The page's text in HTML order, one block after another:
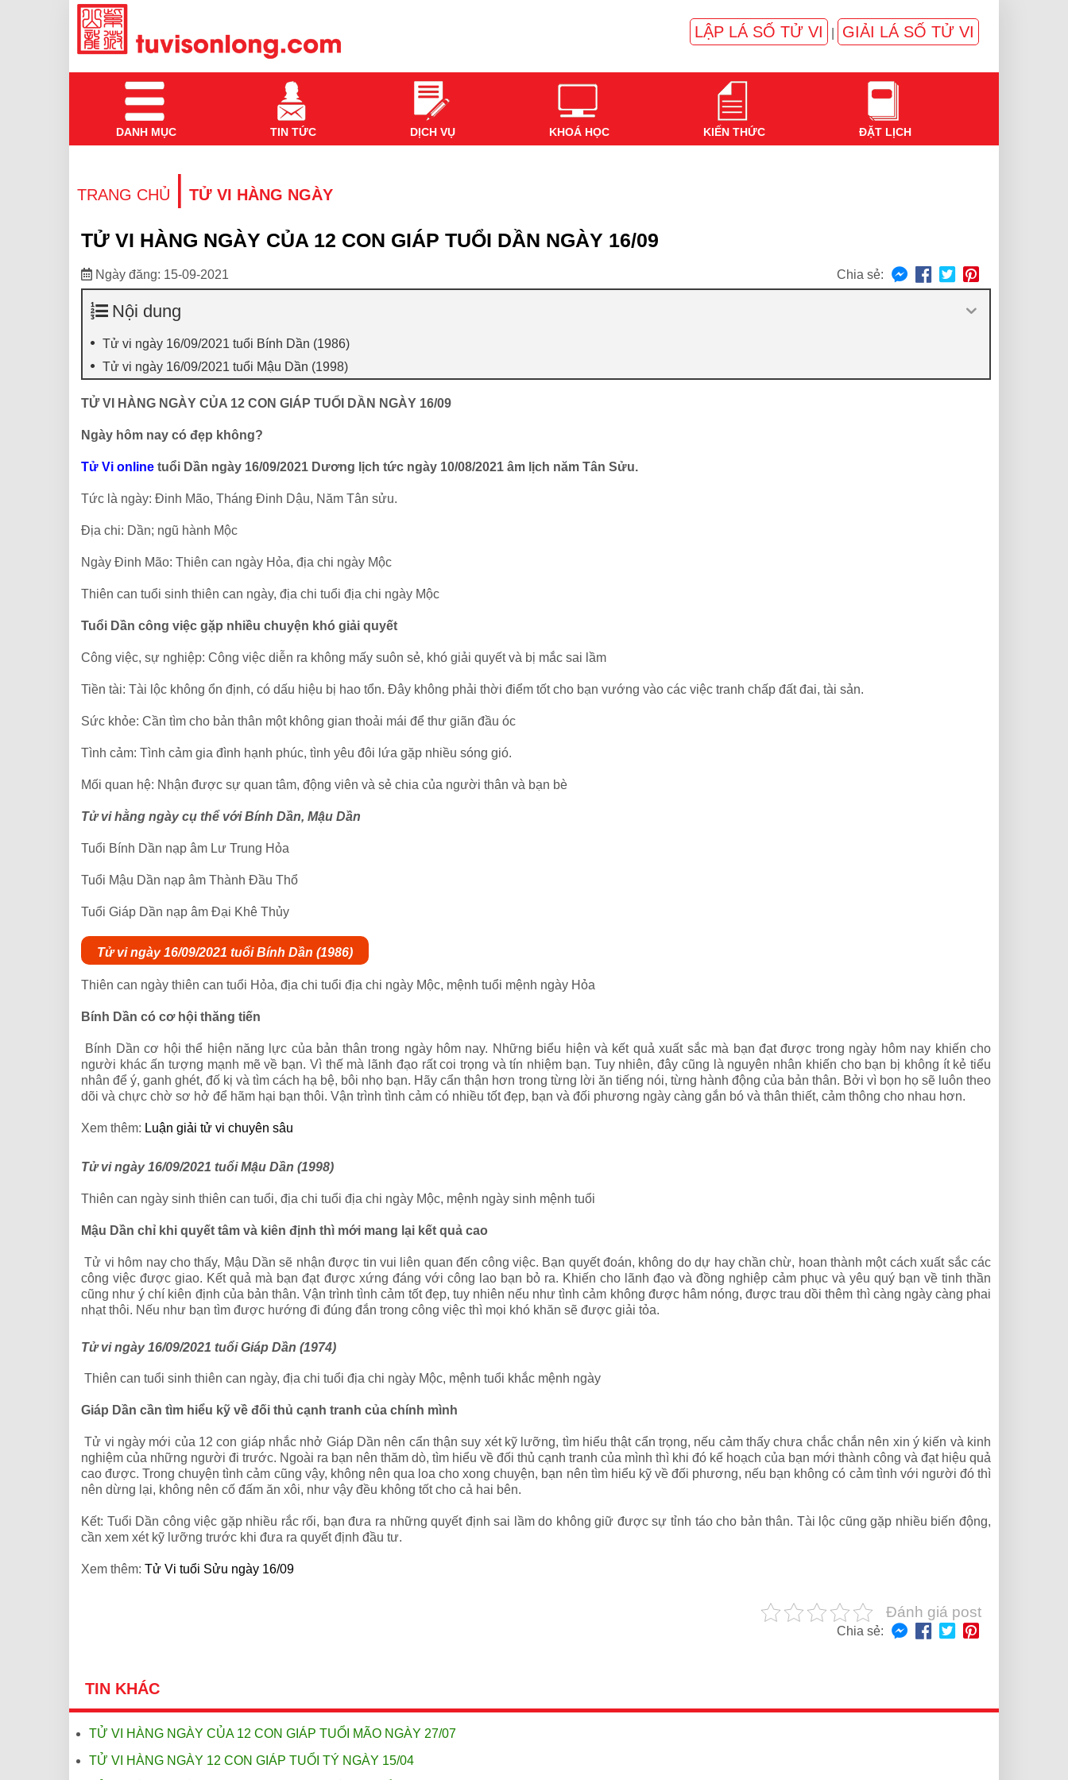
LẬP LÁ SỐ TỬ VI GIẢI LÁ SỐ TỬ VI
DANH MỤC TIN TỨC DỊCH VỤ KHOÁ HỌC KIẾN THỨC ĐẶT LỊCH
TRANG CHỦ | TỬ VI HÀNG NGÀY
TỬ VI HÀNG NGÀY CỦA 12 CON GIÁP TUỔI DẦN NGÀY 16/09
Ngày đăng: 15-09-2021 Chia sẻ:
Nội dung
Tử vi ngày 16/09/2021 tuổi Bính Dần (1986)
Tử vi ngày 16/09/2021 tuổi Mậu Dần (1998)
TỬ VI HÀNG NGÀY CỦA 12 CON GIÁP TUỔI DẦN NGÀY 16/09
Ngày hôm nay có đẹp không?
Tử Vi online tuổi Dần ngày 16/09/2021 Dương lịch tức ngày 10/08/2021 âm lịch năm Tân Sửu.
Tức là ngày: Đinh Mão, Tháng Đinh Dậu, Năm Tân sửu.
Địa chi: Dần; ngũ hành Mộc
Ngày Đinh Mão: Thiên can ngày Hỏa, địa chi ngày Mộc
Thiên can tuổi sinh thiên can ngày, địa chi tuổi địa chi ngày Mộc
Tuổi Dần công việc gặp nhiều chuyện khó giải quyết
Công việc, sự nghiệp: Công việc diễn ra không mấy suôn sẻ, khó giải quyết và bị mắc sai lầm
Tiền tài: Tài lộc không ổn định, có dấu hiệu bị hao tổn. Đây không phải thời điểm tốt cho bạn vướng vào các việc tranh chấp đất đai, tài sản.
Sức khỏe: Cần tìm cho bản thân một không gian thoải mái để thư giãn đầu óc
Tình cảm: Tình cảm gia đình hạnh phúc, tình yêu đôi lứa gặp nhiều sóng gió.
Mối quan hệ: Nhận được sự quan tâm, động viên và sẻ chia của người thân và bạn bè
Tử vi hằng ngày cụ thể với Bính Dần, Mậu Dần
Tuổi Bính Dần nạp âm Lư Trung Hỏa
Tuổi Mậu Dần nạp âm Thành Đầu Thổ
Tuổi Giáp Dần nạp âm Đại Khê Thủy
Tử vi ngày 16/09/2021 tuổi Bính Dần (1986)
Thiên can ngày thiên can tuổi Hỏa, địa chi tuổi địa chi ngày Mộc, mệnh tuổi mệnh ngày Hỏa
Bính Dần có cơ hội thăng tiến
Bính Dần cơ hội thể hiện năng lực của bản thân trong ngày hôm nay. Những biểu hiện và kết quả xuất sắc mà bạn đạt được trong ngày hôm nay khiến cho
người khác ấn tượng mạnh mẽ về bạn. Vì thế mà lãnh đạo rất coi trọng và tín nhiệm bạn. Tuy nhiên, đây cũng là nguyên nhân khiến cho bạn bị không ít kẻ tiểu
nhân để ý, ganh ghét, đố kị và tìm cách hạ bệ, bôi nhọ bạn. Hãy cẩn thận hơn trong từng lời ăn tiếng nói, từng hành động của bản thân. Bởi vì bọn họ sẽ luôn theo
dõi và chực chờ sơ hở để hãm hại bạn thôi. Vận trình tình cảm có nhiều tốt đẹp, bạn và đối phương ngày càng gắn bó và thân thiết, cảm thông cho nhau hơn.
Xem thêm: Luận giải tử vi chuyên sâu
Tử vi ngày 16/09/2021 tuổi Mậu Dần (1998)
Thiên can ngày sinh thiên can tuổi, địa chi tuổi địa chi ngày Mộc, mệnh ngày sinh mệnh tuổi
Mậu Dần chỉ khi quyết tâm và kiên định thì mới mang lại kết quả cao
Tử vi hôm nay cho thấy, Mậu Dần sẽ nhận được tin vui liên quan đến công việc. Bạn quyết đoán, không do dự hay chần chừ, hoan thành một cách xuất sắc các
công việc được giao. Kết quả mà bạn đạt được xứng đáng với công lao bạn bỏ ra. Khiến cho lãnh đạo và đồng nghiệp cảm phục và yêu quý bạn về tinh thần
cũng như ý chí kiên định của bản thân.Vận trình tình cảm tốt đẹp, tuy nhiên nếu như tình cảm không được hâm nóng, được trau dồi thêm thì càng ngày càng phai
nhạt thôi. Nếu như bạn tìm được hướng đi đúng đắn trong công việc thì mọi khó khăn sẽ được giải tỏa.
Tử vi ngày 16/09/2021 tuổi Giáp Dần (1974)
Thiên can tuổi sinh thiên can ngày, địa chi tuổi địa chi ngày Mộc, mệnh tuổi khắc mệnh ngày
Giáp Dần cần tìm hiểu kỹ về đối thủ cạnh tranh của chính mình
Tử vi ngày mới của 12 con giáp nhắc nhở Giáp Dần nên cẩn thận suy xét kỹ lưỡng, tìm hiểu thật cẩn trọng, nếu cảm thấy chưa chắc chắn nên xin ý kiến và kinh
nghiệm của những người đi trước. Ngoài ra bạn nên thăm dò, tìm hiểu về đối thủ cạnh tranh của mình thì khi đó kế hoạch của bạn mới thành công và đạt hiệu quả
cao được. Trong chuyện tình cảm cũng vậy, không nên qua loa cho xong chuyện, bạn nên tìm hiểu kỹ về đối phương, nếu bạn không có cảm tình với người đó thì
nên dừng lại, không nên cố đấm ăn xôi, như vậy đều không tốt cho cả hai bên.
Kết: Tuổi Dần công việc gặp nhiều rắc rối, bạn đưa ra những quyết định sai lầm do không giữ được sự tỉnh táo cho bản thân. Tài lộc cũng gặp nhiều biến động,
cần xem xét kỹ lưỡng trước khi đưa ra quyết định đầu tư.
Xem thêm: Tử Vi tuổi Sửu ngày 16/09
Đánh giá post
Chia sẻ:
TIN KHÁC
TỬ VI HÀNG NGÀY CỦA 12 CON GIÁP TUỔI MÃO NGÀY 27/07
TỬ VI HÀNG NGÀY 12 CON GIÁP TUỔI TÝ NGÀY 15/04